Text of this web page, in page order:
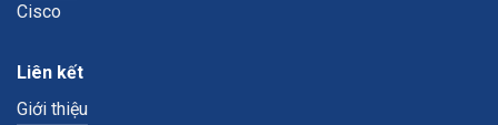
Cisco
Liên kết
Giới thiệu